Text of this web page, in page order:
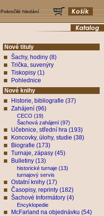
Pokročilé hledání
Nové tituly
Šachy, hodiny (8)
Trička, suvenýry
Tiskopisy (1)
Pohlednice
Nové knihy
Historie, bibliografie (37)
Zahájení (96)
CECO (19)
Šachová zahájení (97)
Učebnice, střední hra (193)
Koncovky, úlohy, studie (38)
Biografie (173)
Turnaje, zápasy (45)
Bulletiny (13)
historické turnaje (13)
turnajový servis
Ostatní knihy (17)
Časopisy, reprinty (182)
Šachové Informátory (4)
Encyklopedie
McFarland na objednávku (54)